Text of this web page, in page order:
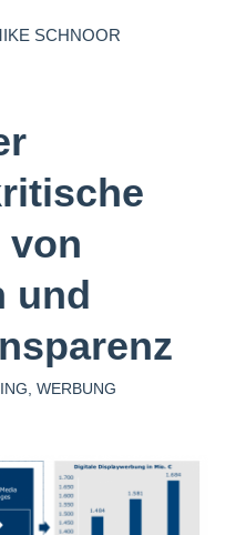
SCHNOOR
von
und
WERBUNG